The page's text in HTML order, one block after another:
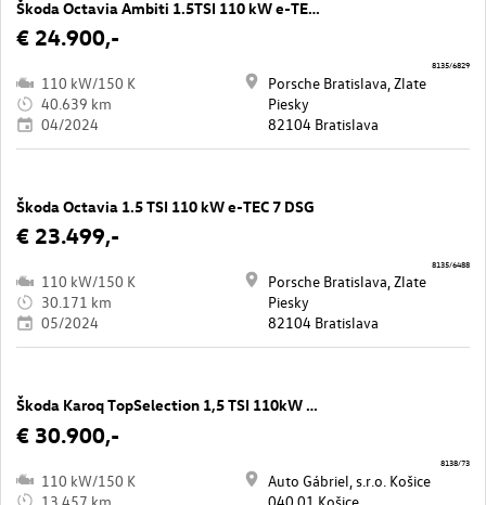
Škoda Octavia Ambiti 1.5TSI 110 kW e-TEC 7 DSG
€ 24.900,-
110 kW/150 K
40.639 km
04/2024
Porsche Bratislava, Zlate
Piesky
82104 Bratislava
8135/6829
Škoda Octavia 1.5 TSI 110 kW e-TEC 7 DSG
€ 23.499,-
110 kW/150 K
30.171 km
05/2024
Porsche Bratislava, Zlate
Piesky
82104 Bratislava
8135/6488
Škoda Karoq TopSelection 1,5 TSI 110kW 7AP DSG
€ 30.900,-
110 kW/150 K
13.457 km
Auto Gábriel, s.r.o. Košice
040 01 Košice
8138/73